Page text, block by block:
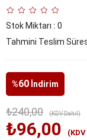
Stok Miktarı : 0
Tahmini Teslim
%60 İndirim
₺240,00 (KDV Dahil)
₺96,00